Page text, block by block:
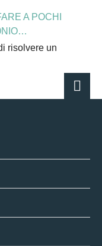
A POCHI
risolvere un